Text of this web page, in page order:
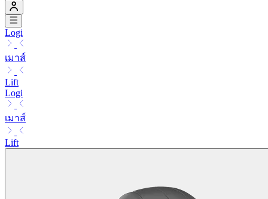
Logi
เมาส์
Lift
Logi
เมาส์
Lift